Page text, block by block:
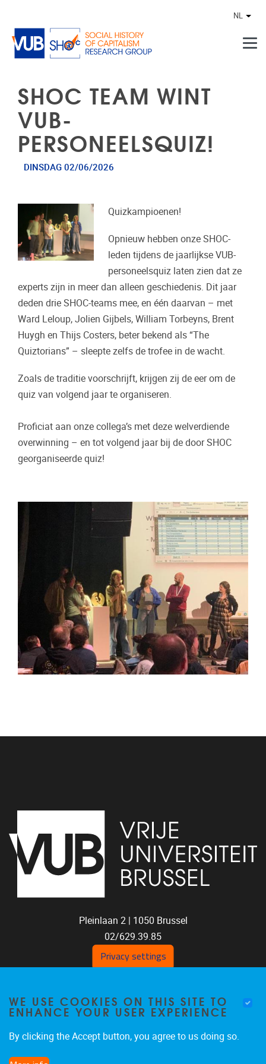
NL
SHOC TEAM WINT
VUB-
PERSONEELSQUIZ!
DINSDAG 02/06/2026
Quizkampioenen!
Opnieuw hebben onze SHOC-
leden tijdens de jaarlijkse VUB-
personeelsquiz laten zien dat ze
experts zijn in meer dan alleen geschiedenis. Dit jaar
deden drie SHOC-teams mee, en één daarvan – met
Ward Leloup, Jolien Gijbels, William Torbeyns, Brent
Huygh en Thijs Costers, beter bekend als “The
Quiztorians” – sleepte zelfs de trofee in de wacht.
Zoals de traditie voorschrijft, krijgen zij de eer om de
quiz van volgend jaar te organiseren.
Proficiat aan onze collega’s met deze welverdiende
overwinning – en tot volgend jaar bij de door SHOC
georganiseerde quiz!
Pleinlaan 2 | 1050 Brussel
02/629.39.85
shoc@vub.be
Privacy settings
WE USE COOKIES ON THIS SITE TO
ENHANCE YOUR USER EXPERIENCE
By clicking the Accept button, you agree to us doing so.